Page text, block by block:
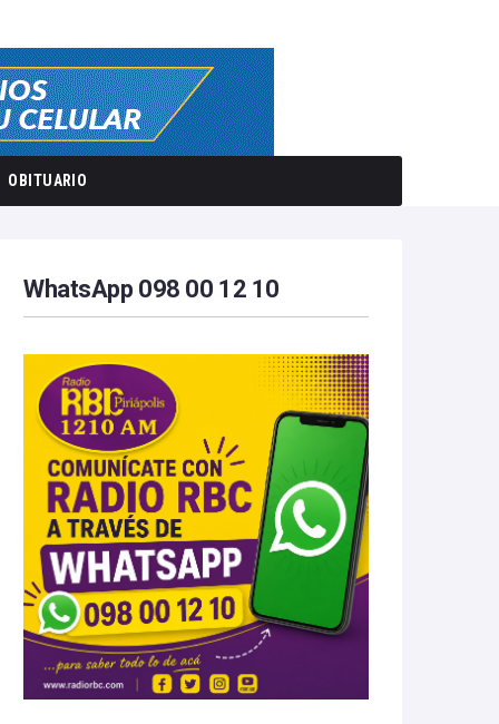
OBITUARIO
WhatsApp 098 00 12 10